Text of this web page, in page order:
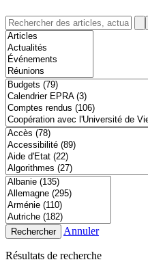
Rechercher Annuler
Résultats de recherche